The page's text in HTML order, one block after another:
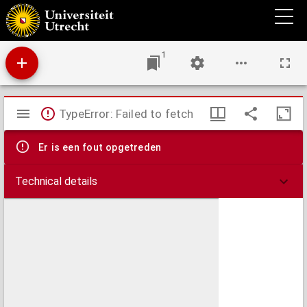
De navolging van Jesus Christus
1
Mirador
viewer
TypeError: Failed to fetch
Er is een fout opgetreden
Technical details